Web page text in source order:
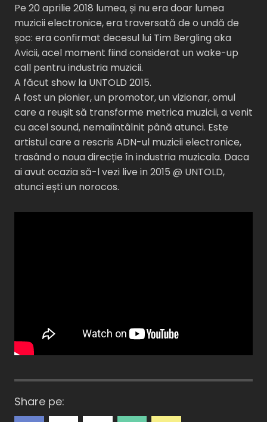
Pe 20 aprilie 2018 lumea, și nu era doar lumea
muzicii electronice, era traversată de o undă de
șoc: era confirmat decesul lui Tim Bergling aka
Avicii, acel moment fiind considerat un wake-up
call pentru industria muzicii.
A făcut show la UNTOLD 2015.
A fost un pionier, un promotor, un vizionar, omul
care a reușit să transforme metrica muzicii, a venit
cu acel sound, nemaiîntâlnit până atunci. Este
artistul care a rescris ADN-ul muzicii electronice,
trasând o noua direcție în industria muzicala. Daca
ai avut ocazia să-l vezi live in 2015 @ UNTOLD,
atunci ești un norocos.
Share pe: